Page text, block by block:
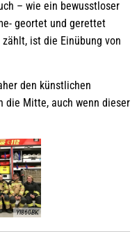
– wie ein bewusstloser
geortet und gerettet
ist die Einübung von
den künstlichen
die Mitte, auch wenn dieser
YI860BK